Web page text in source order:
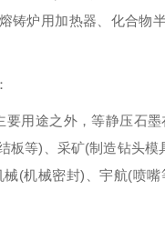
铸炉用加热器、化合物
用途之外，等静压石墨
板等)、采矿(制造钻头模
(机械密封)、宇航(喷嘴